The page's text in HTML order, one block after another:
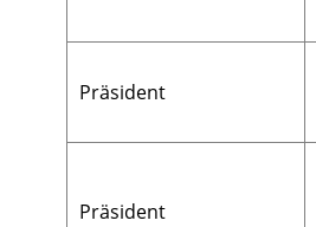
Präsident
Präsident